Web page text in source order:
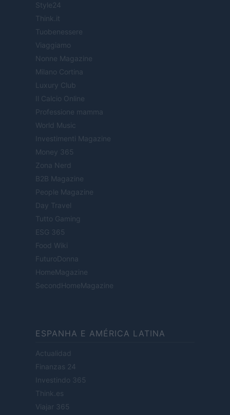
Style24
Think.it
Tuobenessere
Viaggiamo
Nonne Magazine
Milano Cortina
Luxury Club
Il Calcio Online
Professione mamma
World Music
Investimenti Magazine
Money 365
Zona Nerd
B2B Magazine
People Magazine
Day Travel
Tutto Gaming
ESG 365
Food Wiki
FuturoDonna
HomeMagazine
SecondHomeMagazine
ESPANHA E AMÉRICA LATINA
Actualidad
Finanzas 24
Investindo 365
Think.es
Viajar 365